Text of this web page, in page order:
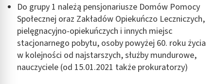
Do grupy 1 należą pensjonariusze Domów Pomocy
Społecznej oraz Zakładów Opiekuńczo Leczniczych,
pielęgnacyjno-opiekuńczych i innych miejsc
stacjonarnego pobytu, osoby powyżej 60. roku życia
w kolejności od najstarszych, służby mundurowe,
nauczyciele (od 15.01.2021 także prokuratorzy)